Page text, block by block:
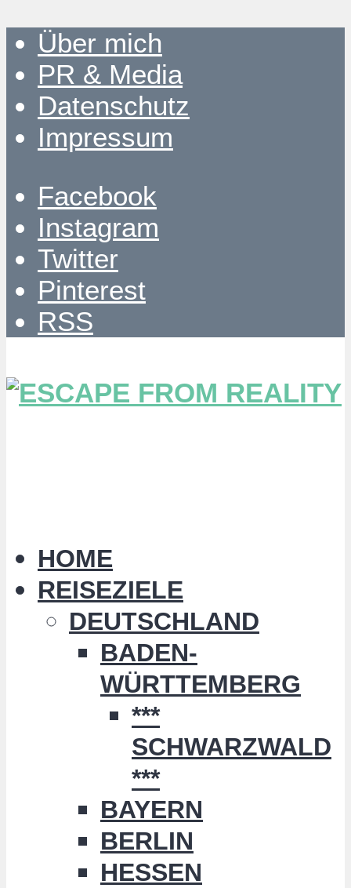
Über mich
PR & Media
Datenschutz
Impressum
Facebook
Instagram
Twitter
Pinterest
RSS
HOME
REISEZIELE
DEUTSCHLAND
BADEN-
WÜRTTEMBERG
***
SCHWARZWALD
***
BAYERN
BERLIN
HESSEN